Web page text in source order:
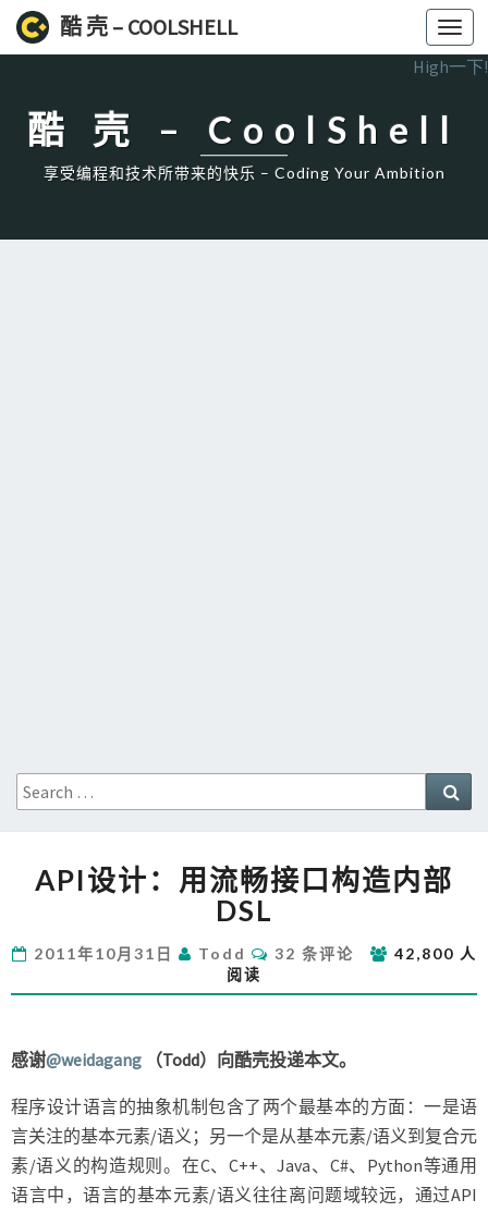
酷 壳 – COOLSHELL
High一下!
酷 壳 – CoolShell
享受编程和技术所带来的快乐 – Coding Your Ambition
Search
for:
设
计：
用
流
畅
接
构
造
内
部
DSL
API设计：用流畅接口构造内部
DSL
2011年10月31日 Todd
评
论
32 条评论
42,800 人
阅读
感谢@weidagang （Todd）向酷壳投递本文。
程序设计语言的抽象机制包含了两个最基本的方面：一是语
言关注的基本元素/语义；另一个是从基本元素/语义到复合元
素/语义的构造规则。在C、C++、Java、C#、Python等通用
语言中，语言的基本元素/语义往往离问题域较远，通过API